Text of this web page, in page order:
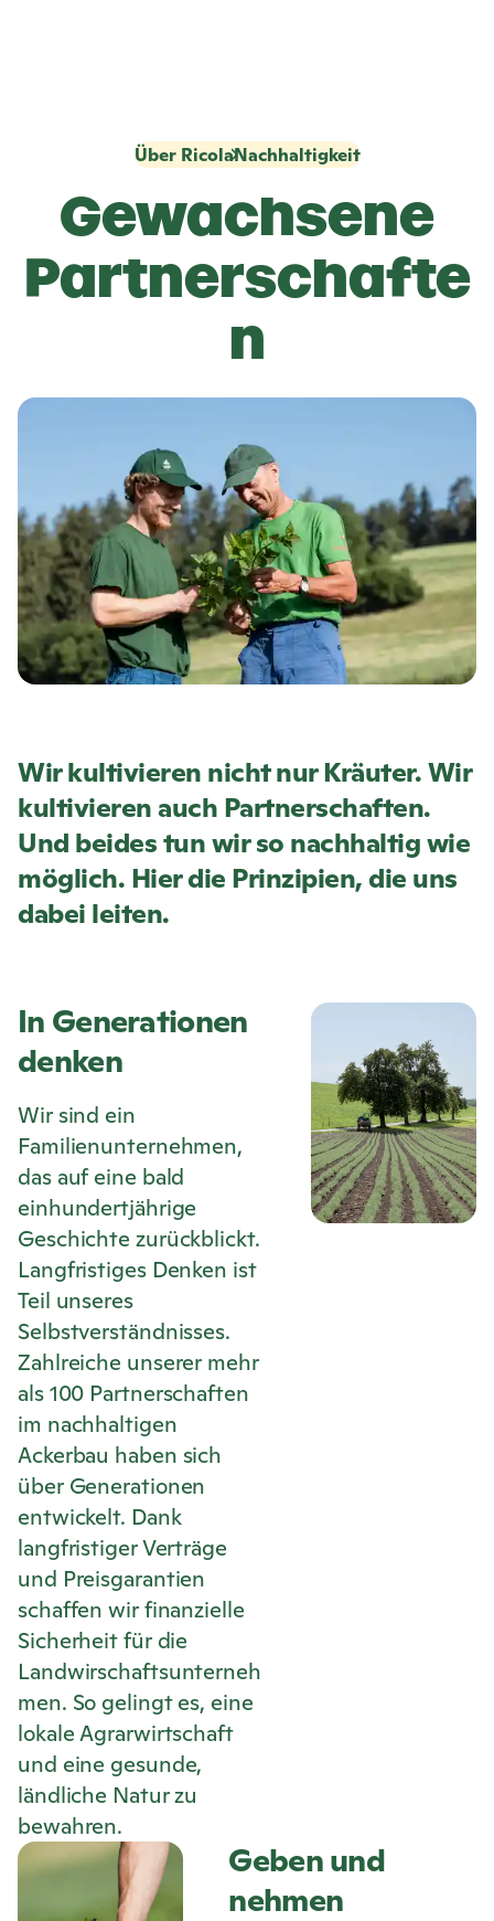
Gewachsene
Partnerschafte
n
Über RicolaNachhaltigkeit
Wir kultivieren nicht nur Kräuter. Wir
kultivieren auch Partnerschaften.
Und beides tun wir so nachhaltig wie
möglich. Hier die Prinzipien, die uns
dabei leiten.
In Generationen
denken
Wir sind ein
Familienunternehmen,
das auf eine bald
einhundertjährige
Geschichte zurückblickt.
Langfristiges Denken ist
Teil unseres
Selbstverständnisses.
Zahlreiche unserer mehr
als 100 Partnerschaften
im nachhaltigen
Ackerbau haben sich
über Generationen
entwickelt. Dank
langfristiger Verträge
und Preisgarantien
schaffen wir finanzielle
Sicherheit für die
Landwirschaftsunterneh
men. So gelingt es, eine
lokale Agrarwirtschaft
und eine gesunde,
ländliche Natur zu
bewahren.
Geben und
nehmen